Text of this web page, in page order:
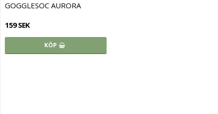
GOGGLESOC AURORA
159 SEK
KÖP